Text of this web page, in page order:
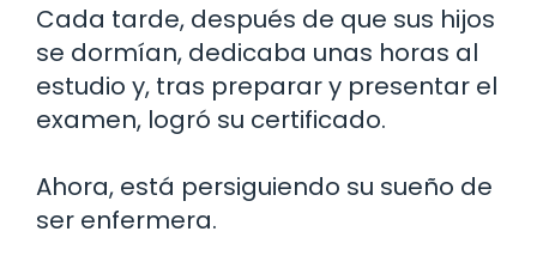
Cada tarde, después de que sus hijos
se dormían, dedicaba unas horas al
estudio y, tras preparar y presentar el
examen, logró su certificado.
Ahora, está persiguiendo su sueño de
ser enfermera.